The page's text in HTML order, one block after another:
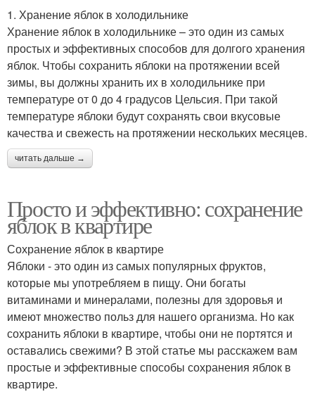
1. Хранение яблок в холодильнике
Хранение яблок в холодильнике – это один из самых
простых и эффективных способов для долгого хранения
яблок. Чтобы сохранить яблоки на протяжении всей
зимы, вы должны хранить их в холодильнике при
температуре от 0 до 4 градусов Цельсия. При такой
температуре яблоки будут сохранять свои вкусовые
качества и свежесть на протяжении нескольких месяцев.
читать дальше →
Просто и эффективно: сохранение
яблок в квартире
Сохранение яблок в квартире
Яблоки - это один из самых популярных фруктов,
которые мы употребляем в пищу. Они богаты
витаминами и минералами, полезны для здоровья и
имеют множество польз для нашего организма. Но как
сохранить яблоки в квартире, чтобы они не портятся и
оставались свежими? В этой статье мы расскажем вам
простые и эффективные способы сохранения яблок в
квартире.